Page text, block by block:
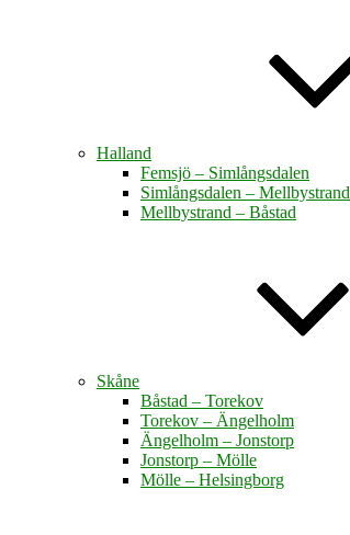
Halland
Femsjö – Simlångsdalen
Simlångsdalen – Mellbystrand
Mellbystrand – Båstad
Skåne
Båstad – Torekov
Torekov – Ängelholm
Ängelholm – Jonstorp
Jonstorp – Mölle
Mölle – Helsingborg